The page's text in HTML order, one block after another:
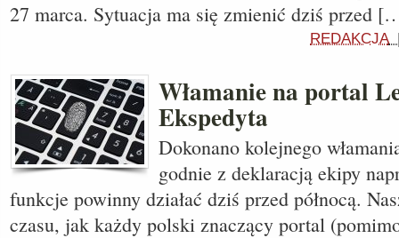
27 marca. Sytuacja ma się zmienić dziś przed
REDAKCJA
Włamanie na portal
Ekspedyta
Dokonano kolejnego
godnie z deklaracją ekipy
funkcje powinny działać dziś przed północą.
czasu, jak każdy polski znaczący portal